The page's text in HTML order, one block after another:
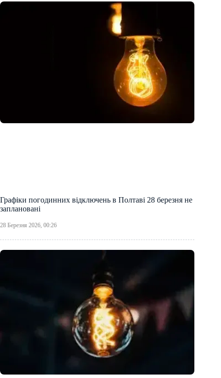
Графіки погодинних відключень в Полтаві 28 березня не
заплановані
28 Березня 2026, 00:26